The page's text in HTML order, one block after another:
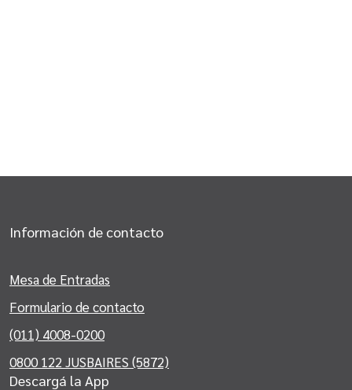
Información de contacto
Mesa de Entradas
Formulario de contacto
(011) 4008-0200
0800 122 JUSBAIRES (5872)
Descargá la App